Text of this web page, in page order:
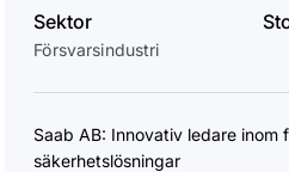
Sektor
Försvarsindustri
Saab AB: Innovativ ledare inom
säkerhetslösningar